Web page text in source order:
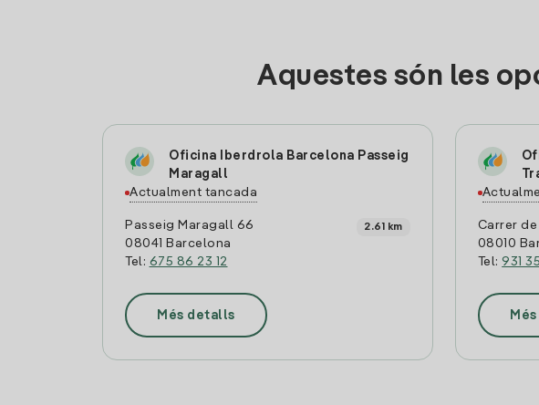
Aquestes són les
Oficina Iberdrola Barcelona Passeig
Maragall
Actualment tancada
Passeig Maragall 66
08041 Barcelona
Tel: 675 86 23 12
2.61 km
Més detalls
Carrer
08010
Tel:931